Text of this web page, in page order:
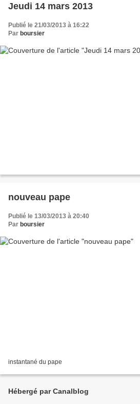
Jeudi 14 mars 2013
Publié le 21/03/2013 à 16:22
Par boursier
nouveau pape
Publié le 13/03/2013 à 20:40
Par boursier
instantané du pape
Hébergé par Canalblog